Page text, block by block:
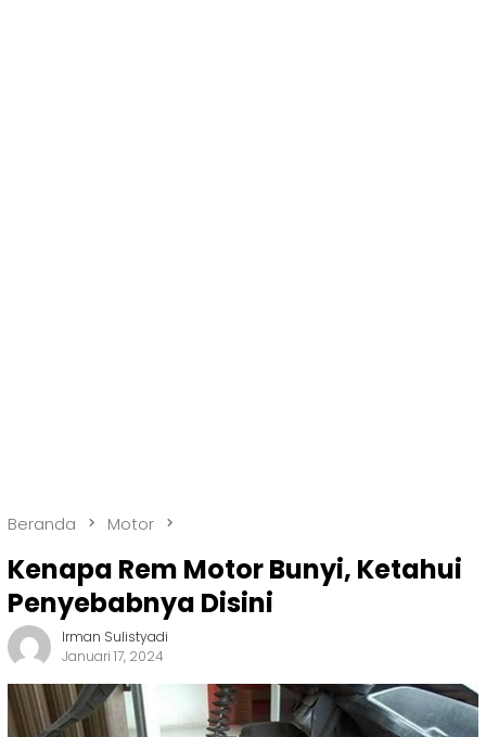
Beranda Motor
Kenapa Rem Motor Bunyi, Ketahui
Penyebabnya Disini
Irman Sulistyadi
Januari 17, 2024